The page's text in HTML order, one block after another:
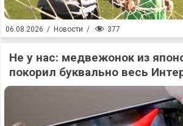
06.08.2026 / Новости / 377
Не у нас: медвежонок из
покорил буквально весь